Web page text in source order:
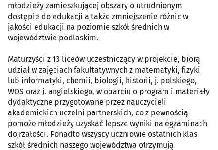
młodzieży zamieszkującej obszary o utrudnionym
dostępie do edukacji a także zmniejszenie różnic w
jakości edukacji na poziomie szkół średnich w
województwie podlaskim.
Maturzyści z 13 liceów uczestniczący w projekcie, biorą
udział w zajęciach fakultatywnych z matematyki, fizyki
lub informatyki, chemii, biologii, historii, j. polskiego,
WOS oraz j. angielskiego, w oparciu o program i materiały
dydaktyczne przygotowane przez nauczycieli
akademickich uczelni partnerskich, co z pewnością
pomoże młodzieży uzyskać lepsze wyniki na egzaminach
dojrzałości. Ponadto wszyscy uczniowie ostatnich klas
szkół średnich naszego województwa otrzymują